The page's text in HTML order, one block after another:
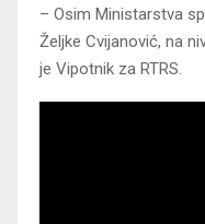
– Osim Ministarstva
Željke Cvijanović, na
je Vipotnik za RTRS.